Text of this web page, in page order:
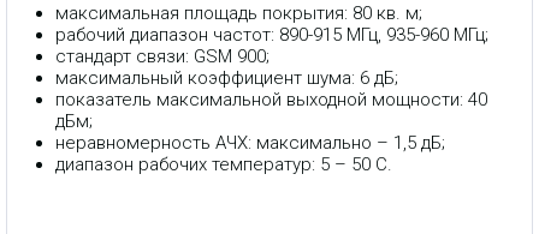
максимальная площадь покрытия: 80 кв. м;
рабочий диапазон частот: 890-915 МГц, 935-960 МГц;
стандарт связи: GSM 900;
максимальный коэффициент шума: 6 дБ;
показатель максимальной выходной мощности: 40
дБм;
неравномерность АЧX: максимально – 1,5 дБ;
диапазон рабочих температур: 5 – 50 С.